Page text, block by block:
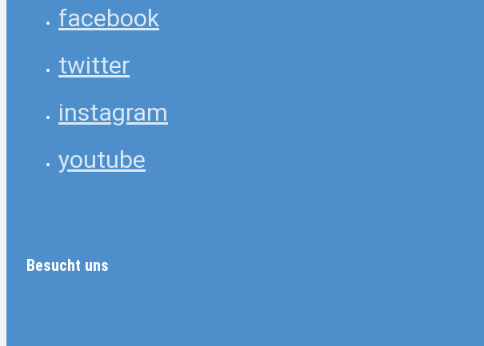
facebook
twitter
instagram
youtube
Besucht uns